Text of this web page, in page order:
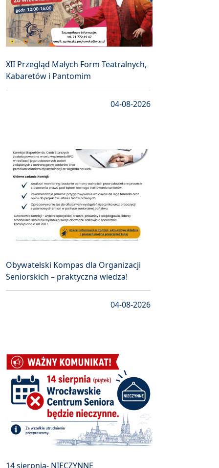
XII Przegląd Małych Form Teatralnych,
Kabaretów i Pantomim
04-08-2026
Obywatelski Kompas dla Organizacji
Seniorskich – praktyczna wiedza!
04-08-2026
14 sierpnia- NIECZYNNE